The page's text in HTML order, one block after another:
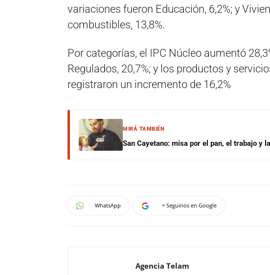
variaciones fueron Educación, 6,2%; y
combustibles, 13,8%.
Por categorías, el IPC Núcleo aumentó
Regulados, 20,7%; y los productos y
registraron un incremento de 16,2%
MIRÁ TAMBIÉN
San Cayetano: misa por el pan, el trabajo y
WhatsApp + Seguinos en Google
Agencia Telam